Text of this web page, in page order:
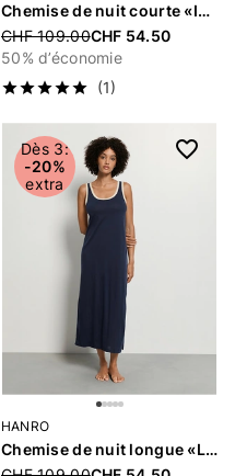
Chemise de nuit courte «Isabella»
Price reduced from
CHF 109.00CHF 54.50
50% d’économie
(1)
Dès 3:
-20%
extra
HANRO
Chemise de nuit longue «Laura»